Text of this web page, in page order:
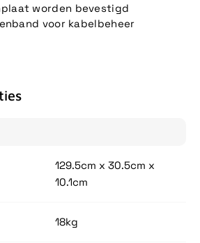
worden bevestigd
voor kabelbeheer
129.5cm x 30.5cm x
10.1cm
18kg